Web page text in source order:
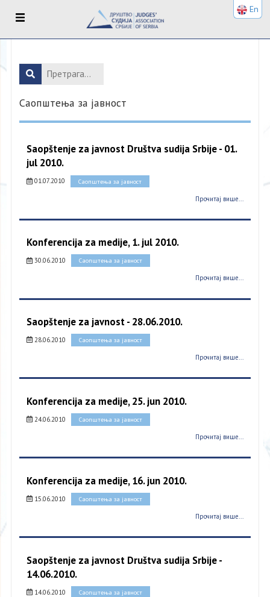
Саопштења за јавност
Saopštenje za javnost Društva sudija Srbije - 01.
jul 2010.
01.07.2010 Саопштења за јавност
Прочитај више...
Konferencija za medije, 1. jul 2010.
30.06.2010 Саопштења за јавност
Прочитај више...
Saopštenje za javnost - 28.06.2010.
28.06.2010 Саопштења за јавност
Прочитај више...
Konferencija za medije, 25. jun 2010.
24.06.2010 Саопштења за јавност
Прочитај више...
Konferencija za medije, 16. jun 2010.
15.06.2010 Саопштења за јавност
Прочитај више...
Saopštenje za javnost Društva sudija Srbije -
14.06.2010.
14.06.2010 Саопштења за јавност
En